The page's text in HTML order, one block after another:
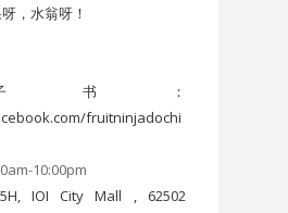
，水翁呀！
书：
fruitninjadochi
10:00pm
IOI City Mall , 62502